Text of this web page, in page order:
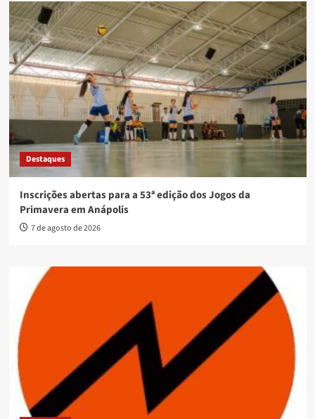
Destaques
Inscrições abertas para a 53ª edição dos Jogos da
Primavera em Anápolis
7 de agosto de 2026